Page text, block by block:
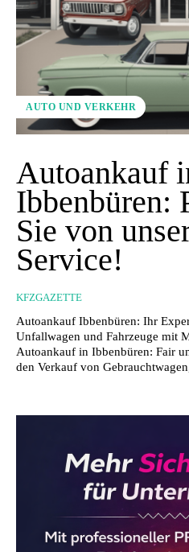
AUTO UND VERKEHR
Autoankauf
Ibbenbüren:
Sie von
Service!
KFZGAZETTE
Autoankauf Ibbenbüren: Ihr
Unfallwagen und Fahrzeuge mit
Autoankauf in Ibbenbüren: Fair
den Verkauf von